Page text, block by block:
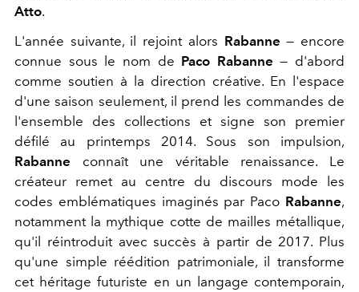
Atto.
L'année suivante, il rejoint alors Rabanne — encore
connue sous le nom de Paco Rabanne— d'abord
comme soutien à la direction créative. En l'espace
d'une saison seulement, il prend les commandes de
l'ensemble des collections et signe son premier
défilé au printemps 2014. Sous son impulsion,
Rabanne connaît une véritable renaissance. Le
créateur remet au centre du discours mode les
codes emblématiques imaginés par Paco Rabanne,
notamment la mythique cotte de mailles métallique,
qu'il réintroduit avec succès à partir de 2017. Plus
qu'une simple réédition patrimoniale, il transforme
cet héritage futuriste en un langage contemporain,